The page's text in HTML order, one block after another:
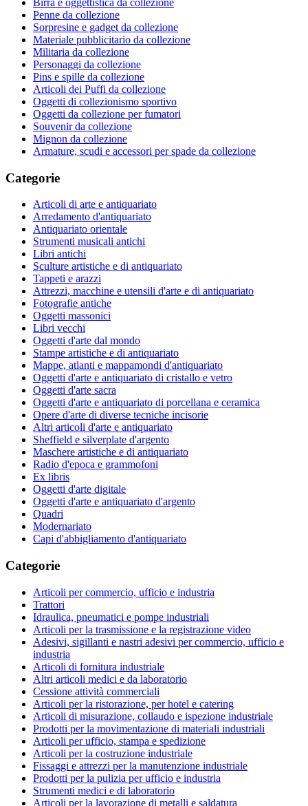
Birra e oggettistica da collezione
Penne da collezione
Sorpresine e gadget da collezione
Materiale pubblicitario da collezione
Militaria da collezione
Personaggi da collezione
Pins e spille da collezione
Articoli dei Puffi da collezione
Oggetti di collezionismo sportivo
Oggetti da collezione per fumatori
Souvenir da collezione
Mignon da collezione
Armature, scudi e accessori per spade da collezione
Categorie
Articoli di arte e antiquariato
Arredamento d'antiquariato
Antiquariato orientale
Strumenti musicali antichi
Libri antichi
Sculture artistiche e di antiquariato
Tappeti e arazzi
Attrezzi, macchine e utensili d'arte e di antiquariato
Fotografie antiche
Oggetti massonici
Libri vecchi
Oggetti d'arte dal mondo
Stampe artistiche e di antiquariato
Mappe, atlanti e mappamondi d'antiquariato
Oggetti d'arte e antiquariato di cristallo e vetro
Oggetti d'arte sacra
Oggetti d'arte e antiquariato di porcellana e ceramica
Opere d'arte di diverse tecniche incisorie
Altri articoli d'arte e antiquariato
Sheffield e silverplate d'argento
Maschere artistiche e di antiquariato
Radio d'epoca e grammofoni
Ex libris
Oggetti d'arte digitale
Oggetti d'arte e antiquariato d'argento
Quadri
Modernariato
Capi d'abbigliamento d'antiquariato
Categorie
Articoli per commercio, ufficio e industria
Trattori
Idraulica, pneumatici e pompe industriali
Articoli per la trasmissione e la registrazione video
Adesivi, sigillanti e nastri adesivi per commercio, ufficio e
industria
Articoli di fornitura industriale
Altri articoli medici e da laboratorio
Cessione attività commerciali
Articoli per la ristorazione, per hotel e catering
Articoli di misurazione, collaudo e ispezione industriale
Prodotti per la movimentazione di materiali industriali
Articoli per ufficio, stampa e spedizione
Articoli per la costruzione industriale
Fissaggi e attrezzi per la manutenzione industriale
Prodotti per la pulizia per ufficio e industria
Strumenti medici e di laboratorio
Articoli per la lavorazione di metalli e saldatura